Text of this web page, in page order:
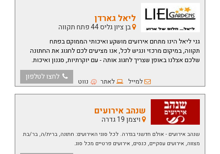
ליאל גארדן
בן ציון גליס 44 פתח תקווה
גני ליאל הינו מתחם אירועים מושקע ואיכותי הממוקם בפתח
תקווה,במיקום מרכזי ונגיש לכל, אנו מציעים לכם לחגוג את החתונה
שלכם אצלנו באופן שצריך לחגוג אותה - עם יוקרתיות, סגנון ואיכות.
למייל לאתר נווט לחצו לטלפון
שנהב אירועים
ויצמן 19 גדרה
שנהב אירועים - אולם חדשני בגדרה. לכל סוגי האירועים: חתונה, ברית/ה, בר/בת
מצווה, אירועים עסקיים, כנסים, אירועים פרטיים מכל סוג.